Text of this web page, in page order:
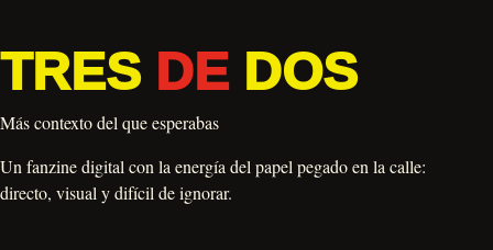
TRES DEDOS
Más contexto del que esperabas
Un fanzine digital con la energía del papel pegado en la calle:
directo, visual y difícil de ignorar.